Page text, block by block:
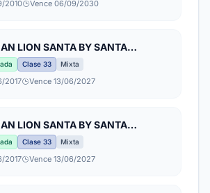
2010 Vence 06/09/2030
LION SANTA BY SANTA
PREMIUM
Clase 33 Mixta
2017 Vence 13/06/2027
LION SANTA BY SANTA
PREMIUM
Clase 33 Mixta
2017 Vence 13/06/2027